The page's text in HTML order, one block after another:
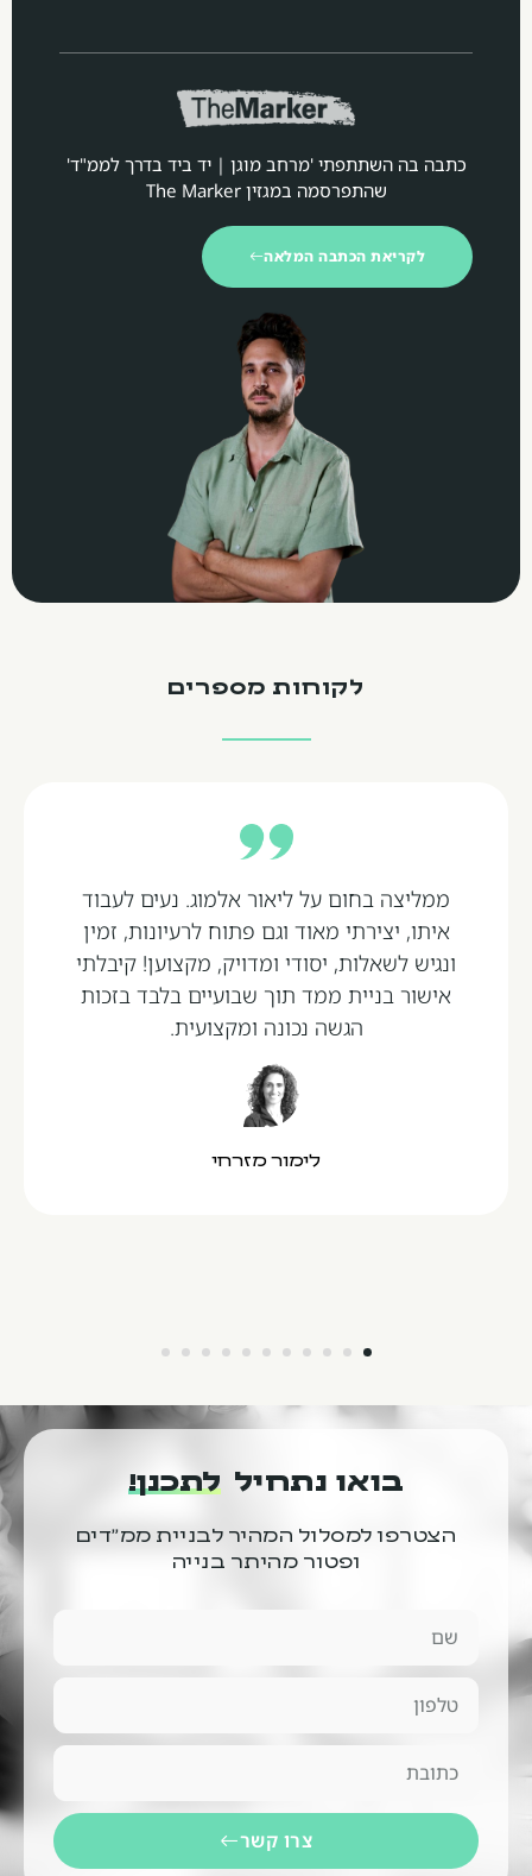
כתבה בה השתתפתי 'מרחב מוגן | יד ביד בדרך לממ"ד'
שהתפרסמה במגזין The Marker
לקריאת הכתבה המלאה
לקוחות מספרים
לימור מזרחי
ממליצה בחום על ליאור אלמוג. נעים לעבוד
איתו, יצירתי מאוד וגם פתוח לרעיונות, זמין
ונגיש לשאלות, יסודי ומדויק, מקצוען! קיבלתי
אישור בניית ממד תוך שבועיים בלבד בזכות
הגשה נכונה ומקצועית.
בואו נתחיל לתכנן!
הצטרפו למסלול המהיר לבניית ממ"דים
ופטור מהיתר בנייה
צרו קשר